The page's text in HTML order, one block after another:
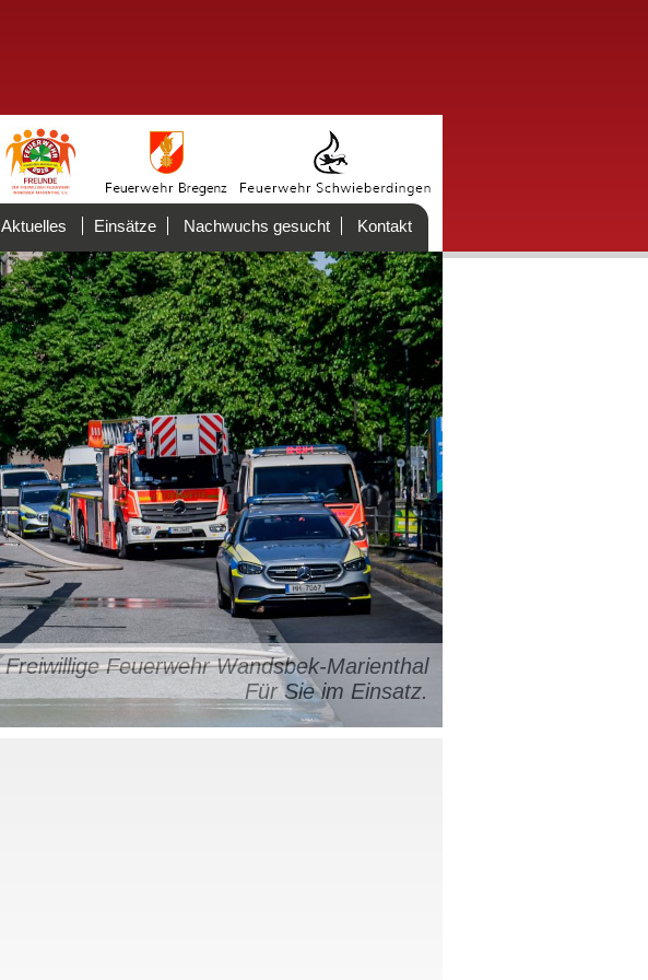
Aktuelles Einsätze Nachwuchs gesucht Kontakt
Freiwillige Feuerwehr Wandsbek-Marienthal
Für Sie im Einsatz.